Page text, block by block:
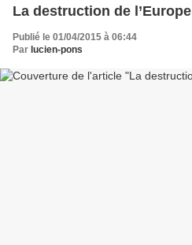
La destruction de l’Europe
Publié le 01/04/2015 à 06:44
Par lucien-pons